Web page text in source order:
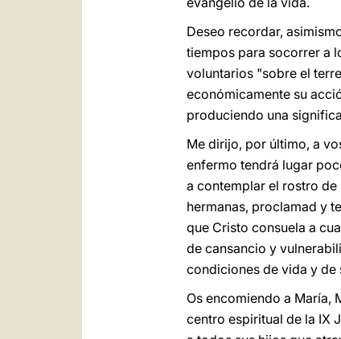
Deseo recordar,
tiempos para socorrer a
voluntarios "sobre el
económicamente su
produciendo una
Me dirijo, por último, a
enfermo tendrá lugar
a contemplar el rostro
hermanas, proclamad y
que Cristo consuela a
de cansancio y
condiciones de vida y de
Os encomiendo a María,
centro espiritual de la IX